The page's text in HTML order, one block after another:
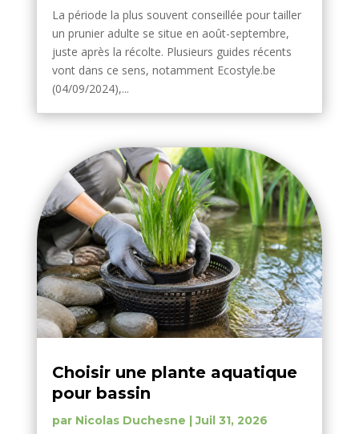
La période la plus souvent conseillée pour tailler
un prunier adulte se situe en août-septembre,
juste après la récolte. Plusieurs guides récents
vont dans ce sens, notamment Ecostyle.be
(04/09/2024),...
Choisir une plante aquatique
pour bassin
par Nicolas Duchesne |Juil 31, 2026